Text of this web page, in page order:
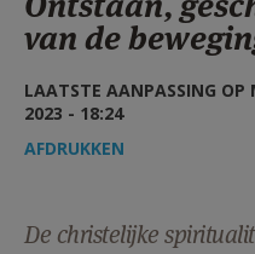
SHOP
HULP
STARTPAGINA
van de
LAATSTE AANPASSING OP
2023 - 18:24
AFDRUKKEN
De christelijke